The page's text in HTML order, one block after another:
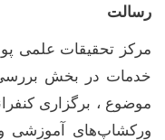
رسالت
مرکز تحقیقات علمی
خدمات در بخش بررسی
موضوع ، برگزاری
ورکشاپ‌های آموزشی